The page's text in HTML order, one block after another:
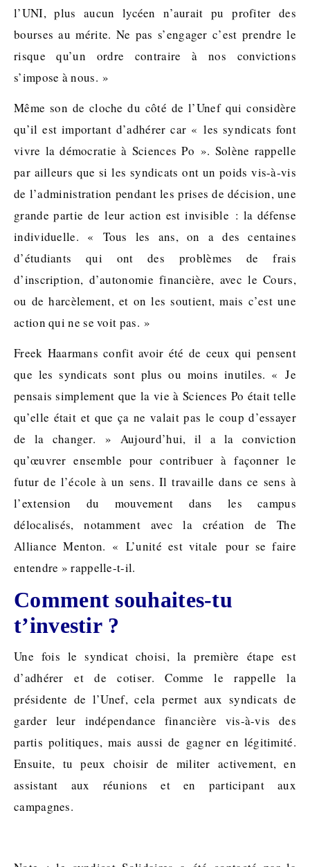
l’UNI, plus aucun lycéen n’aurait pu profiter des
bourses au mérite. Ne pas s’engager c’est prendre le
risque qu’un ordre contraire à nos convictions
s’impose à nous. »
Même son de cloche du côté de l’Unef qui considère
qu’il est important d’adhérer car « les syndicats font
vivre la démocratie à Sciences Po ». Solène rappelle
par ailleurs que si les syndicats ont un poids vis-à-vis
de l’administration pendant les prises de décision, une
grande partie de leur action est invisible : la défense
individuelle. « Tous les ans, on a des centaines
d’étudiants qui ont des problèmes de frais
d’inscription, d’autonomie financière, avec le Cours,
ou de harcèlement, et on les soutient, mais c’est une
action qui ne se voit pas. »
Freek Haarmans confit avoir été de ceux qui pensent
que les syndicats sont plus ou moins inutiles. « Je
pensais simplement que la vie à Sciences Po était telle
qu’elle était et que ça ne valait pas le coup d’essayer
de la changer. » Aujourd’hui, il a la conviction
qu’œuvrer ensemble pour contribuer à façonner le
futur de l’école à un sens. Il travaille dans ce sens à
l’extension du mouvement dans les campus
délocalisés, notamment avec la création de The
Alliance Menton. « L’unité est vitale pour se faire
entendre » rappelle-t-il.
Comment souhaites-tu
t’investir ?
Une fois le syndicat choisi, la première étape est
d’adhérer et de cotiser. Comme le rappelle la
présidente de l’Unef, cela permet aux syndicats de
garder leur indépendance financière vis-à-vis des
partis politiques, mais aussi de gagner en légitimité.
Ensuite, tu peux choisir de militer activement, en
assistant aux réunions et en participant aux
campagnes.